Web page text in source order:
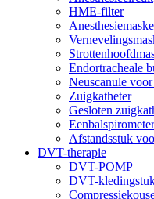
HME-filter
Endortracheale
Neuscanule
Zuigkatheter
Gesloten
Eenbalspirometer
Afstandsstuk
DVT-therapie
DVT-POMP
DVT-